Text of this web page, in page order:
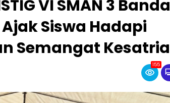
VI SMAN 3 Banda
Siswa Hadapi
Semangat Kesatria
155